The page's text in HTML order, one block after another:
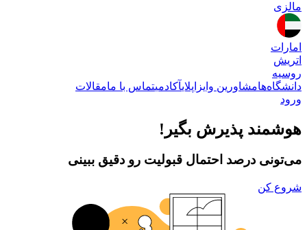
مالزی
امارات
اتریش
روسیه
دانشگاه‌هامشاورین وایزاپلایآکادمیتماس با مامقالات
ورود
هوشمند پذیرش بگیر!
می‌تونی درصد احتمال قبولیت رو دقیق ببینی
شروع کن